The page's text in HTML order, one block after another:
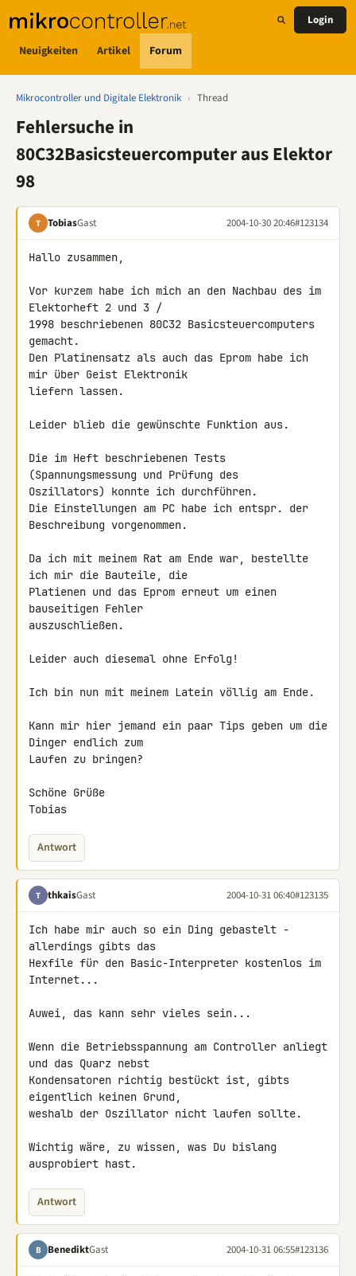
Neuigkeiten Artikel Forum
Login
Mikrocontroller und Digitale Elektronik › Thread
Fehlersuche in
80C32Basicsteuercomputer aus Elektor
98
T TobiasGast 2004-10-30 20:46#123134
Hallo zusammen,
Vor kurzem habe ich mich an den Nachbau des im
Elektorheft 2 und 3 /
1998 beschriebenen 80C32 Basicsteuercomputers
gemacht.
Den Platinensatz als auch das Eprom habe ich
mir über Geist Elektronik
liefern lassen.
Leider blieb die gewünschte Funktion aus.
Die im Heft beschriebenen Tests
(Spannungsmessung und Prüfung des
Oszillators) konnte ich durchführen.
Die Einstellungen am PC habe ich entspr. der
Beschreibung vorgenommen.
Da ich mit meinem Rat am Ende war, bestellte
ich mir die Bauteile, die
Platienen und das Eprom erneut um einen
bauseitigen Fehler
auszuschließen.
Leider auch diesemal ohne Erfolg!
Ich bin nun mit meinem Latein völlig am Ende.
Kann mir hier jemand ein paar Tips geben um die
Dinger endlich zum
Laufen zu bringen?
Schöne Grüße
Tobias
Antwort
T thkaisGast 2004-10-31 06:40#123135
Ich habe mir auch so ein Ding gebastelt -
allerdings gibts das
Hexfile für den Basic-Interpreter kostenlos im
Internet...
Auwei, das kann sehr vieles sein...
Wenn die Betriebsspannung am Controller anliegt
und das Quarz nebst
Kondensatoren richtig bestückt ist, gibts
eigentlich keinen Grund,
weshalb der Oszillator nicht laufen sollte.
Wichtig wäre, zu wissen, was Du bislang
ausprobiert hast.
Antwort
B BenediktGast 2004-10-31 06:55#123136